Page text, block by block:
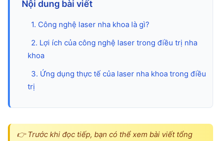
viêm
nướu
răng
Nội dung bài viết
1. Công nghệ laser nha khoa là gì?
2. Lợi ích của công nghệ laser trong điều trị nha
khoa
3. Ứng dụng thực tế của laser nha khoa trong điều
trị
👉 Trước khi đọc tiếp, bạn có thể xem bài viết tổng